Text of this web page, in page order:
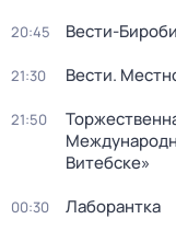
20:45 Вести-
21:30 Вести.
21:50
Витебске»
00:30 Лаборантка